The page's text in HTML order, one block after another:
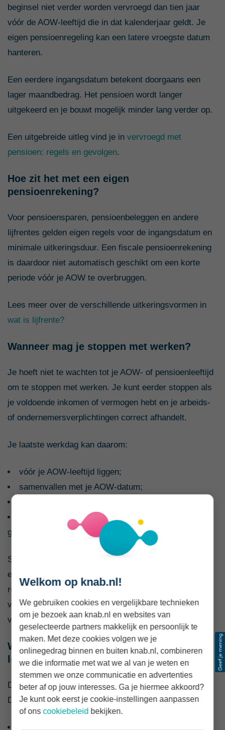
beginsel niet verder worden vervroegd dan tien jaar
vóór de AOW-leeftijd die in dat kalenderjaar geldt. Je
eigen pensioenregeling kan een latere vroegste datum
hanteren.
Een eerdere ingangsdatum betekent doorgaans een
lager maandbedrag. Het pensioen wordt langer
uitgekeerd en je bouwt mogelijk minder lang verder op.
Een uitgebreide uitleg vind je in vervroegd met
pensioen: regels en gevolgen.
Hoe zit het met een eigen
pensioenrekening?
Voor pensioensparen, pensioenbeleggen en andere
lijfrentes gelden eigen regels voor de ingangsdatum en
minimale uitkeringsduur. Een fiscale pensioenrekening
is daardoor niet automatisch geschikt om een korte
periode vóór je AOW te overbruggen.
Lees meer over de verschillende uitkeringsvormen in
wat is lijfrente?
Wanneer mag je stoppen met werken?
Je hoeft niet te wachten tot je AOW- of pensioenleeftijd
om te stoppen met werken. Je kunt eerder stoppen als
je voldoende inkomen of vermogen hebt en je arbeids-
of ondernemersverplichtingen correct afhandelt.
Je laatste werkdag kan daarom:
vóór je AOW-leeftijd liggen;
samenvallen met je AOW-datum;
geleidelijk worden bereikt doordat je minder uren
gaat werken.
Stoppen met werken geeft niet automatisch recht op
een uitkering. WW, bijstand en andere sociale
regelingen zijn geen algemene
vroegpensioenvoorzieningen. Er gelden afzonderlijke
voorwaarden.
Wat als je eerder wilt stoppen dan je AOW-
leeftijd?
Dan moet je het inkomen tot je AOW zelf organiseren.
Dat kan bijvoorbeeld met:
Welkom op knab.nl!
We gebruiken cookies en vergelijkbare technieken
om je bezoek aan knab.nl en websites van
geselecteerde partners makkelijk en persoonlijk te
maken. Met deze cookies volgen we je
onlinegedrag binnen en buiten knab.nl, combineren
we die informatie met wat we al van je weten en
stemmen we onze communicatie en advertenties
beter af op jouw interesses. Ga je hiermee akkoord?
Je kunt ook eerst je cookie-instellingen aanpassen
of onscookiebeleid bekijken.